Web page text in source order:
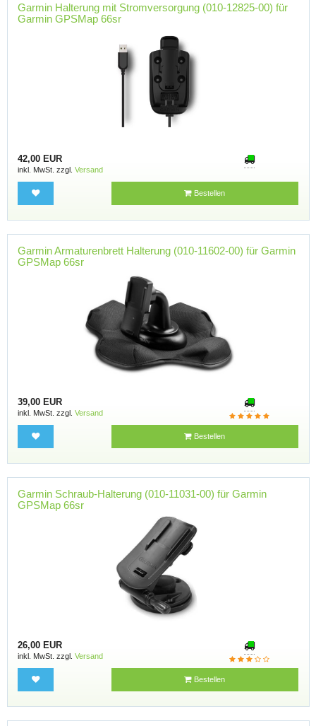
Garmin Halterung mit Stromversorgung (010-12825-00) für
Garmin GPSMap 66sr
42,00 EUR
inkl. MwSt. zzgl. Versand
Bestellen
Garmin Armaturenbrett Halterung (010-11602-00) für Garmin
GPSMap 66sr
39,00 EUR
inkl. MwSt. zzgl. Versand
Bestellen
Garmin Schraub-Halterung (010-11031-00) für Garmin
GPSMap 66sr
26,00 EUR
inkl. MwSt. zzgl. Versand
Bestellen